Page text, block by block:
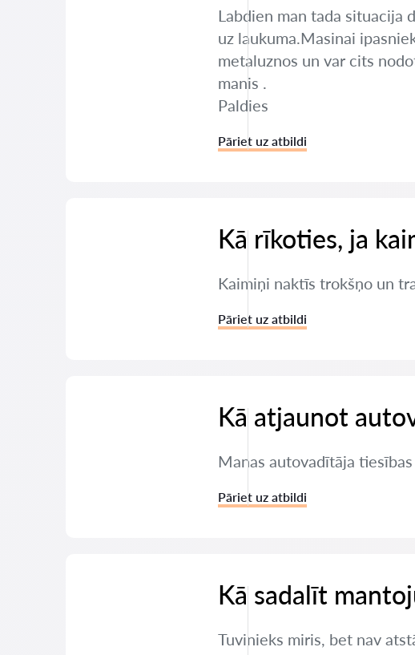
Labdien man tada situacija
uz laukuma.Masinai
metaluznos un var cits
manis .
Paldies
Pāriet uz atbildi
Kā rīkoties, ja
Kaimiņi naktīs trokšņo un
Pāriet uz atbildi
Kā atjaunot
Manas autovadītāja
Pāriet uz atbildi
Kā sadalīt
Tuvinieks miris, bet nav